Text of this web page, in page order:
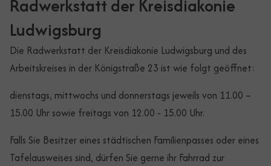
Radwerkstatt der Kreisdiakonie
Ludwigsburg
Die Radwerkstatt der Kreisdiakonie Ludwigsburg und des
Arbeitskreises in der Königstraße 23 ist wie folgt geöffnet:
dienstags, mittwochs und donnerstags jeweils von 11.00 –
15.00 Uhr sowie freitags von 12.00 - 15.00 Uhr.
Falls Sie Besitzer eines städtischen Familienpasses oder eines
Tafelausweises sind, dürfen Sie gerne ihr Fahrrad zur